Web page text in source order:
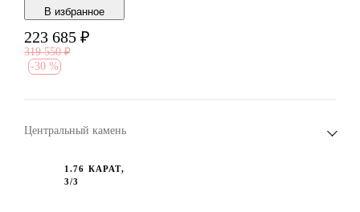
В избранноe
223 685 ₽
319 550 ₽
-30 %
Центральный камень
1.76 КАРАТ,
3/3